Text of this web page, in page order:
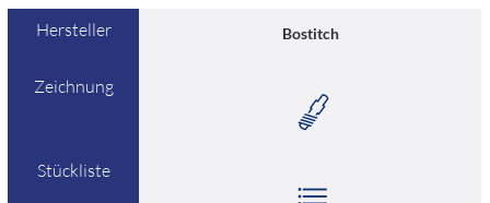
Hersteller Bostitch
Zeichnung
Stückliste